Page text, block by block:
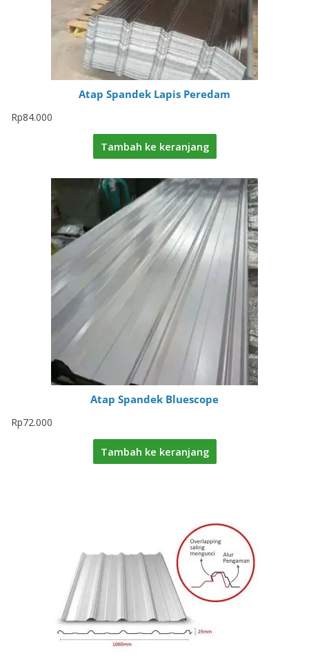
Atap Spandek Lapis Peredam
Rp84.000
Tambah ke keranjang
Atap Spandek Bluescope
Rp72.000
Tambah ke keranjang